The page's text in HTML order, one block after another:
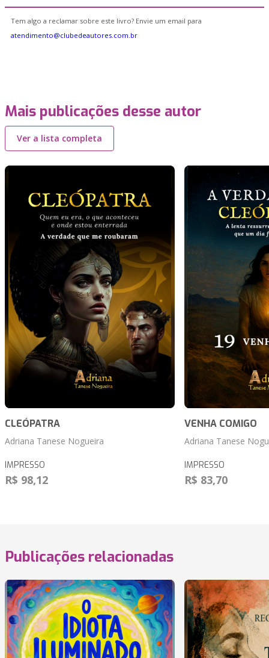
Tem algo a reclamar sobre este livro? Envie um email para
atendimento@clubedeautores.com.br
Mais publicações desse autor
Ver a lista completa
CLEÓPATRA
Adriana Tanese Nogueira
IMPRESSO
R$ 98,12
VENHA COMIGO
Adriana Tanese
IMPRESSO
R$ 83,70
Publicações relacionadas